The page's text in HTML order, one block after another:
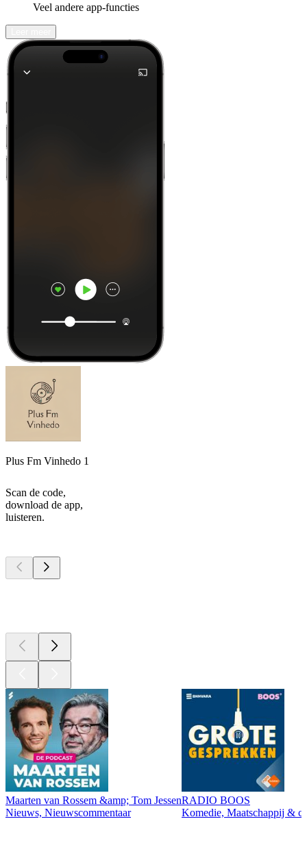
Veel andere app-functies
Plus Fm Vinhedo 1
Scan de code,
download de app,
luisteren.
Maarten van Rossem &amp; Tom Jessen
Nieuws, Nieuwscommentaar
RADIO BOOS
Komedie, Maatschappij &